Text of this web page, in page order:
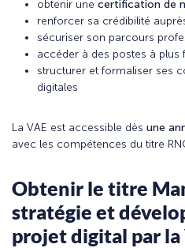
obtenir une certification de
renforcer sa crédibilité
sécuriser son parcours
accéder à des postes à plus
structurer et formaliser ses
digitales
La VAE est accessible dès une
avec les compétences du titre
Obtenir le titre
stratégie et
projet digital par la